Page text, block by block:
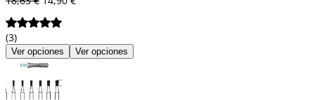
(3)
Ver opciones Ver opciones